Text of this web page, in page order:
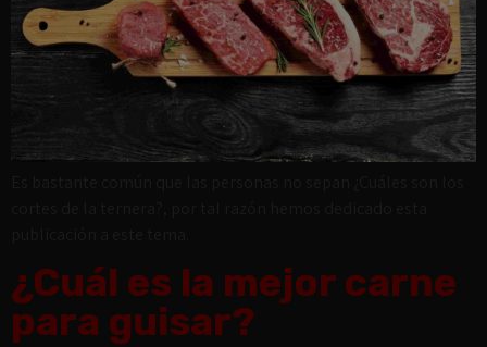
¿Cuál es la mejor carne
para guisar?